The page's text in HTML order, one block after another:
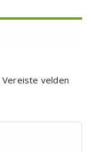
Vereiste velden